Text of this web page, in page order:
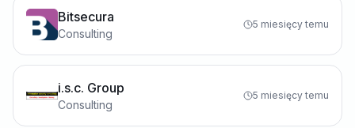
Bitsecura
Consulting
5 miesięcy temu
i.s.c. Group
Consulting
5 miesięcy temu